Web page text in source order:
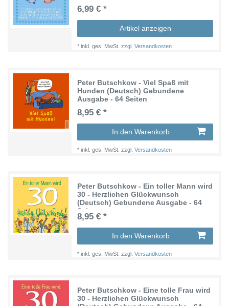
6,99 € *
Artikel anzeigen
*inkl. ges. MwSt. zzgl.Versandkosten
Peter Butschkow - Viel Spaß mit
Hunden (Deutsch) Gebundene
Ausgabe - 64 Seiten
8,95 € *
In den Warenkorb
*inkl. ges. MwSt. zzgl.Versandkosten
Peter Butschkow - Ein toller Mann wird
30 - Herzlichen Glückwunsch
(Deutsch) Gebundene Ausgabe - 64
Seiten
8,95 € *
In den Warenkorb
*inkl. ges. MwSt. zzgl.Versandkosten
Peter Butschkow - Eine tolle Frau wird
30 - Herzlichen Glückwunsch